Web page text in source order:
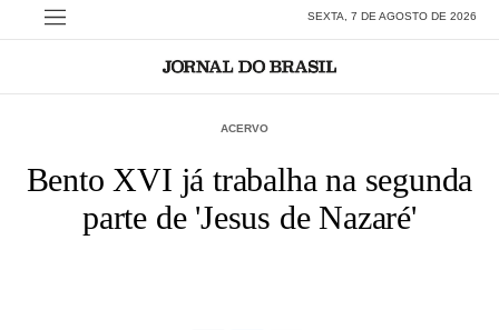
SEXTA, 7 DE AGOSTO DE 2026
ACERVO
Bento XVI já trabalha na segunda
parte de 'Jesus de Nazaré'